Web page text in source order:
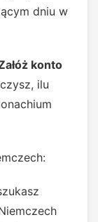
dniu w
konto
ilu